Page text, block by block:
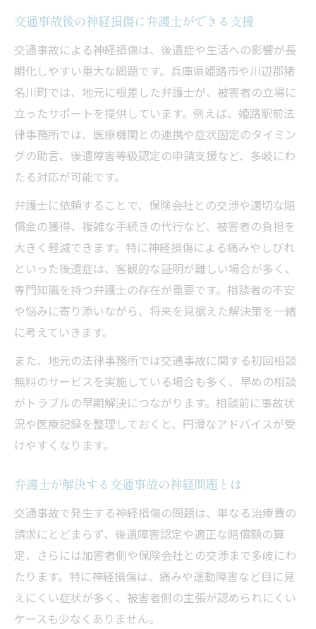
交通事故後の神経損傷に弁護士ができる支援
交通事故による神経損傷は、後遺症や生活への影響が長
期化しやすい重大な問題です。兵庫県姫路市や川辺郡猪
名川町では、地元に根差した弁護士が、被害者の立場に
立ったサポートを提供しています。例えば、姫路駅前法
律事務所では、医療機関との連携や症状固定のタイミン
グの助言、後遺障害等級認定の申請支援など、多岐にわ
たる対応が可能です。
弁護士に依頼することで、保険会社との交渉や適切な賠
償金の獲得、複雑な手続きの代行など、被害者の負担を
大きく軽減できます。特に神経損傷による痛みやしびれ
といった後遺症は、客観的な証明が難しい場合が多く、
専門知識を持つ弁護士の存在が重要です。相談者の不安
や悩みに寄り添いながら、将来を見据えた解決策を一緒
に考えていきます。
また、地元の法律事務所では交通事故に関する初回相談
無料のサービスを実施している場合も多く、早めの相談
がトラブルの早期解決につながります。相談前に事故状
況や医療記録を整理しておくと、円滑なアドバイスが受
けやすくなります。
弁護士が解決する交通事故の神経問題とは
交通事故で発生する神経損傷の問題は、単なる治療費の
請求にとどまらず、後遺障害認定や適正な賠償額の算
定、さらには加害者側や保険会社との交渉まで多岐にわ
たります。特に神経損傷は、痛みや運動障害など目に見
えにくい症状が多く、被害者側の主張が認められにくい
ケースも少なくありません。